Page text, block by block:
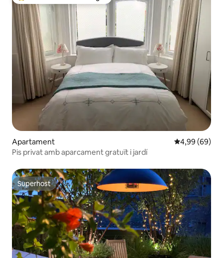
Apartament 4,99 de
4,99 (69)
Pis privat amb aparcament gratuït i jardí
Superhost
Superhost